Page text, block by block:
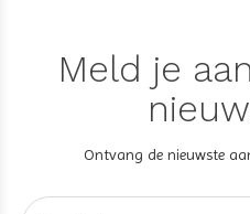
Meld je
Ontvang de nieuwste